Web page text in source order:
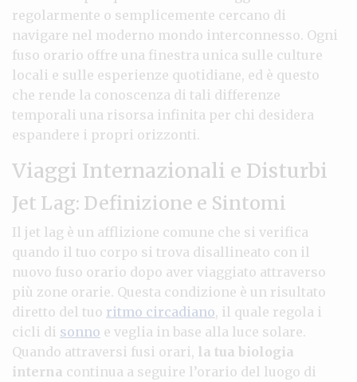
regolarmente o semplicemente cercano di
navigare nel moderno mondo interconnesso. Ogni
fuso orario offre una finestra unica sulle culture
locali e sulle esperienze quotidiane, ed è questo
che rende la conoscenza di tali differenze
temporali una risorsa infinita per chi desidera
espandere i propri orizzonti.
Viaggi Internazionali e Disturbi
Jet Lag: Definizione e Sintomi
Il jet lag è un afflizione comune che si verifica
quando il tuo corpo si trova disallineato con il
nuovo fuso orario dopo aver viaggiato attraverso
più zone orarie. Questa condizione è un risultato
diretto del tuo ritmo circadiano, il quale regola i
cicli di sonno e veglia in base alla luce solare.
Quando attraversi fusi orari, la tua biologia
interna continua a seguire l’orario del luogo di